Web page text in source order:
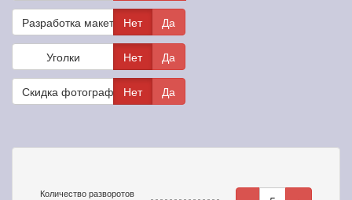
Разработка макета Нет Да
Уголки Нет Да
Скидка фотографамНет Да
Количество разворотов